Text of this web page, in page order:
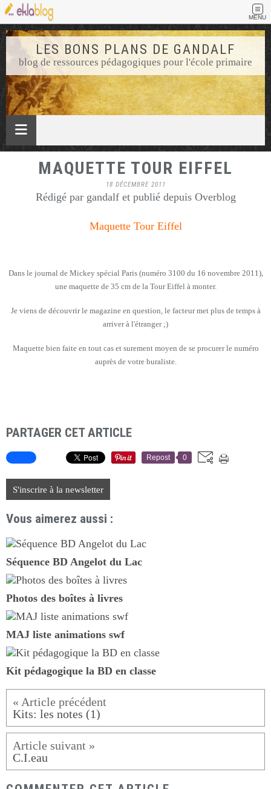
MENU
LES BONS PLANS DE GANDALF
blog de ressources pédagogiques pour l'école primaire
MAQUETTE TOUR EIFFEL
18 DÉCEMBRE 2011
Rédigé par gandalf et publié depuis Overblog
Maquette Tour Eiffel
Dans le journal de Mickey spécial Paris (numéro 3100 du 16 novembre 2011),
une maquette de 35 cm de la Tour Eiffel à monter.
Je viens de découvrir le magazine en question, le facteur met plus de temps à
arriver à l'étranger ;)
Maquette bien faite en tout cas et surement moyen de se procurer le numéro
auprès de votre buraliste.
PARTAGER CET ARTICLE
Repost 0
S'inscrire à la newsletter
Vous aimerez aussi :
Séquence BD Angelot du Lac
Photos des boîtes à livres
MAJ liste animations swf
Kit pédagogique la BD en classe
Kits: les notes (1)
C.I.eau